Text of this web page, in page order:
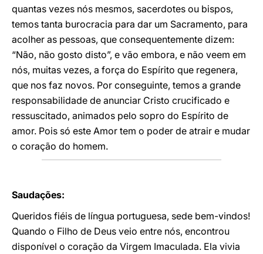
quantas vezes nós mesmos, sacerdotes ou bispos,
temos tanta burocracia para dar um Sacramento, para
acolher as pessoas, que consequentemente dizem:
“Não, não gosto disto”, e vão embora, e não veem em
nós, muitas vezes, a força do Espírito que regenera,
que nos faz novos. Por conseguinte, temos a grande
responsabilidade de anunciar Cristo crucificado e
ressuscitado, animados pelo sopro do Espírito de
amor. Pois só este Amor tem o poder de atrair e mudar
o coração do homem.
Saudações:
Queridos fiéis de língua portuguesa, sede bem-vindos!
Quando o Filho de Deus veio entre nós, encontrou
disponível o coração da Virgem Imaculada. Ela vivia